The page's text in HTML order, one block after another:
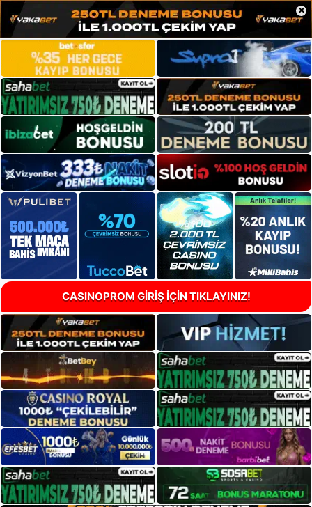
×
CASINOPROM GİRİŞ İÇİN TIKLAYINIZ!